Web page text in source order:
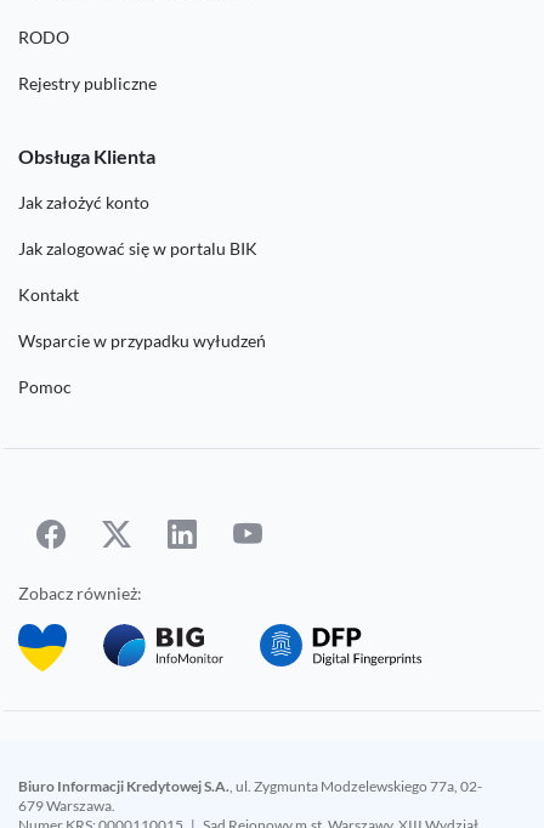
RODO
Rejestry publiczne
Obsługa Klienta
Jak założyć konto
Jak zalogować się w portalu BIK
Kontakt
Wsparcie w przypadku wyłudzeń
Pomoc
Zobacz również:
Biuro Informacji Kredytowej S.A., ul. Zygmunta Modzelewskiego 77a, 02-
679 Warszawa.